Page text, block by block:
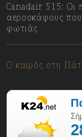
Canadair 515: Οι
αεροσκάφους που
φωτιάς
Ο καιρός στη